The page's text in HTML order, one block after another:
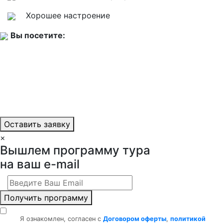
Хорошее настроение
Вы посетите:
Оставить заявку
×
Вышлем программу тура
на ваш e-mail
Получить программу
Я ознакомлен, согласен с Договором оферты, политикой